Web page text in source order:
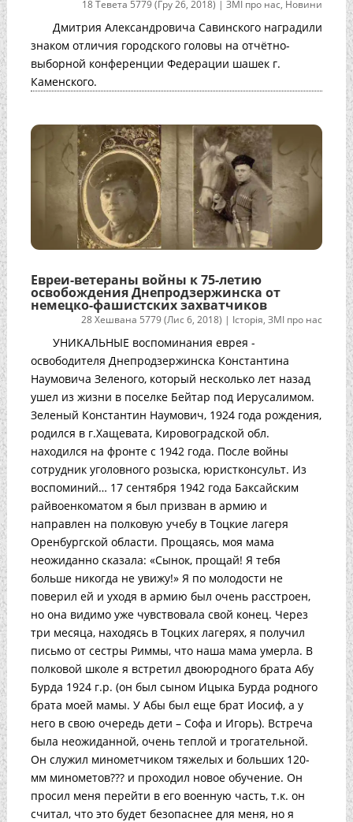
18 Тевета 5779 (Гру 26, 2018) |ЗМІ про нас, Новини
Дмитрия Александровича Савинского наградили
знаком отличия городского головы на отчётно-
выборной конференции Федерации шашек г.
Каменского.
Евреи-ветераны войны к 75-летию
освобождения Днепродзержинска от
немецко-фашистских захватчиков
28 Хешвана 5779 (Лис 6, 2018) | Історія,ЗМІ про нас
УНИКАЛЬНЫЕ воспоминания еврея -
освободителя Днепродзержинска Константина
Наумовича Зеленого, который несколько лет назад
ушел из жизни в поселке Бейтар под Иерусалимом.
Зеленый Константин Наумович, 1924 года рождения,
родился в г.Хащевата, Кировоградской обл.
находился на фронте с 1942 года. После войны
сотрудник уголовного розыска, юристконсульт. Из
воспоминий… 17 сентября 1942 года Баксайским
райвоенкоматом я был призван в армию и
направлен на полковую учебу в Тоцкие лагеря
Оренбургской области. Прощаясь, моя мама
неожиданно сказала: «Сынок, прощай! Я тебя
больше никогда не увижу!» Я по молодости не
поверил ей и уходя в армию был очень расстроен,
но она видимо уже чувствовала свой конец. Через
три месяца, находясь в Тоцких лагерях, я получил
письмо от сестры Риммы, что наша мама умерла. В
полковой школе я встретил двоюродного брата Абу
Бурда 1924 г.р. (он был сыном Ицыка Бурда родного
брата моей мамы. У Абы был еще брат Иосиф, а у
него в свою очередь дети – Софа и Игорь). Встреча
была неожиданной, очень теплой и трогательной.
Он служил минометчиком тяжелых и больших 120-
мм минометов??? и проходил новое обучение. Он
просил меня перейти в его военную часть, т.к. он
считал, что это будет безопаснее для меня, но я